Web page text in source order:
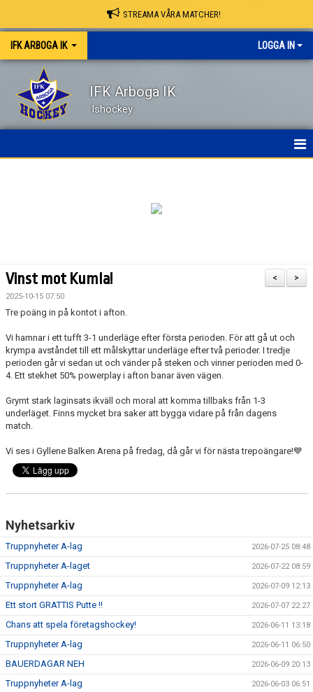
STREAMA VÅRA MATCHER!
IFK ARBOGA IK LOGGA IN
IFK Arboga IK
Ishockey
KALENDER
VÅRA LAG
ISSCHEMA
DEN BLÅVITA VÄGEN
BLI HOCKEYDOMARE
A-LAGETS MATCHER 25/26
KLUBBPROFIL
MEDLEMSSKAP
>
<
Vinst mot Kumla!
2025-10-15 07:50
Tre poäng in på kontot i afton.
Vi hamnar i ett tufft 3-1 underläge efter första perioden. För att gå ut och
krympa avståndet till ett målskyttar underläge efter två perioder. I tredje
perioden går vi sedan ut och vänder på steken och vinner perioden med 0-
4. Ett stekhet 50% powerplay i afton banar även vägen.
Grymt stark laginsats ikväll och moral att komma tillbaks från 1-3
underläget. Finns mycket bra saker att bygga vidare på från dagens
match.
Vi ses i Gyllene Balken Arena på fredag, då går vi för nästa trepoängare!💙
Nyhetsarkiv
Truppnyheter A-lag 2026-07-25 08:48
Truppnyheter A-laget 2026-07-22 08:59
Truppnyheter A-lag 2026-07-09 12:13
Ett stort GRATTIS Putte !! 2026-07-07 22:27
Chans att spela företagshockey! 2026-06-11 13:18
Truppnyheter A-lag 2026-06-11 06:50
BAUERDAGAR NEH 2026-06-09 20:13
Truppnyheter A-lag 2026-06-03 06:51